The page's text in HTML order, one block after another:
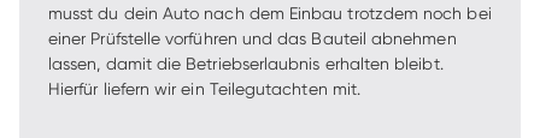
musst du dein Auto nach dem Einbau trotzdem noch bei
einer Prüfstelle vorführen und das Bauteil abnehmen
lassen, damit die Betriebserlaubnis erhalten bleibt.
Hierfür liefern wir ein Teilegutachten mit.